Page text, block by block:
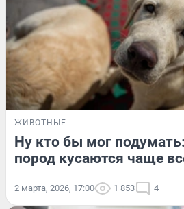
ЖИВОТНЫЕ
Ну кто бы мог
пород кусаются чаще
2 марта, 2026, 17:00 1 853 4